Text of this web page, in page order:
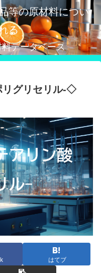
等の原材料につい
る
データベース
リグリセリル-◇
はてブ